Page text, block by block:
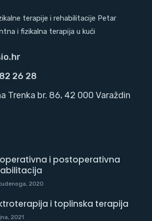
terapije i rehabilitacije Petar
i fizikalna terapija u kući
26 28
Trenka br. 86, 42 000 Varaždin
i postoperativna
2020
i toplinska terapija
2021